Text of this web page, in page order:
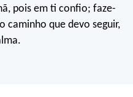
pois em ti confio; faze-
caminho que devo seguir,